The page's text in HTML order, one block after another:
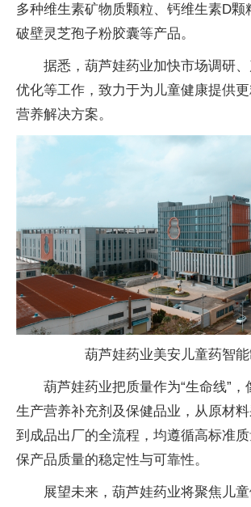
多种维生素矿物质颗粒、钙维生素D颗
破壁灵芝孢子粉胶囊等产品。
据悉，葫芦娃药业加快市场调研
优化等工作，致力于为儿童健康提供
营养解决方案。
葫芦娃药业美安儿童药智
葫芦娃药业把质量作为“生命线”
生产营养补充剂及保健品业，从原材
到成品出厂的全流程，均遵循高标准
保产品质量的稳定性与可靠性。
展望未来，葫芦娃药业将聚焦儿